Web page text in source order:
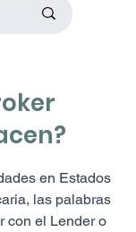
en Estados
las palabras
con el Lender o